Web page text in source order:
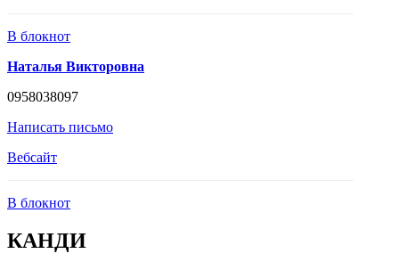
В блокнот
Наталья Викторовна
0958038097
Написать письмо
Вебсайт
В блокнот
КАНДИ